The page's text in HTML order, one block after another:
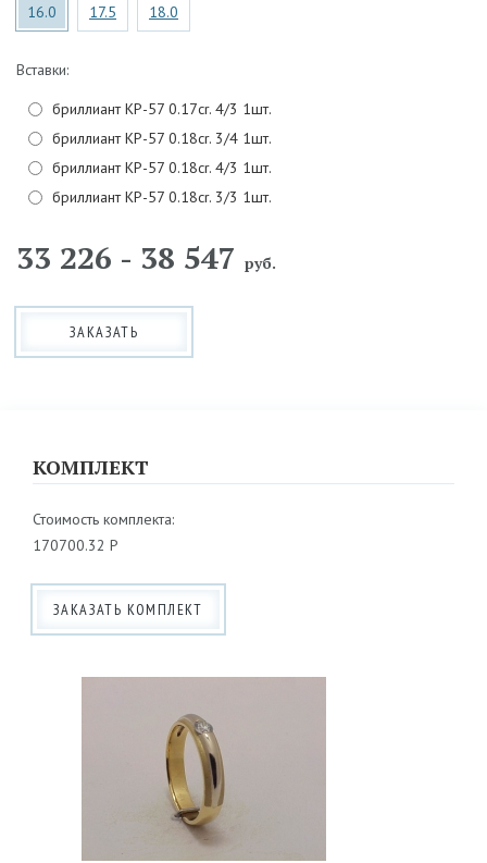
16.0 17.5 18.0
Вставки:
бриллиант КР-57 0.17cr. 4/3 1шт.
бриллиант КР-57 0.18cr. 3/4 1шт.
бриллиант КР-57 0.18cr. 4/3 1шт.
бриллиант КР-57 0.18cr. 3/3 1шт.
33 226 - 38 547 руб.
ЗАКАЗАТЬ
КОМПЛЕКТ
Стоимость комплекта:
170700.32 Р
ЗАКАЗАТЬ КОМПЛЕКТ